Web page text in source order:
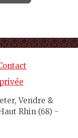
Vendre &
Rhin (68) -